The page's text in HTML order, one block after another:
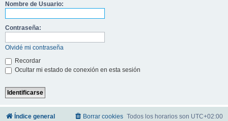
Nombre de Usuario:
Contraseña:
Olvidé mi contraseña
Recordar
Ocultar mi estado de conexión en esta sesión
Índice general Todos los horarios son UTC+02:00
Borrar cookies